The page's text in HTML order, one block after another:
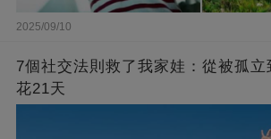
2025/09/10
7個社交法則救了我家娃：從被孤立
花21天